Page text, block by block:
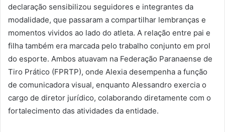
declaração sensibilizou seguidores e integrantes da
modalidade, que passaram a compartilhar lembranças e
momentos vividos ao lado do atleta. A relação entre pai e
filha também era marcada pelo trabalho conjunto em prol
do esporte. Ambos atuavam na Federação Paranaense de
Tiro Prático (FPRTP), onde Alexia desempenha a função
de comunicadora visual, enquanto Alessandro exercia o
cargo de diretor jurídico, colaborando diretamente com o
fortalecimento das atividades da entidade.